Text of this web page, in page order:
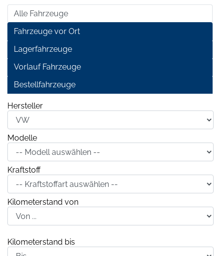
Alle Fahrzeuge
Fahrzeuge vor Ort
Lagerfahrzeuge
Vorlauf Fahrzeuge
Bestellfahrzeuge
Hersteller
Modelle
Kraftstoff
Kilometerstand von
Kilometerstand bis